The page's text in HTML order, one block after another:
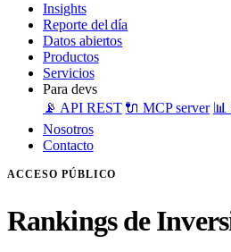
Insights
Reporte del día
Datos abiertos
Productos
Servicios
Para devs
📡 API REST 🔌 MCP server 📊
Nosotros
Contacto
ACCESO PÚBLICO
Rankings de